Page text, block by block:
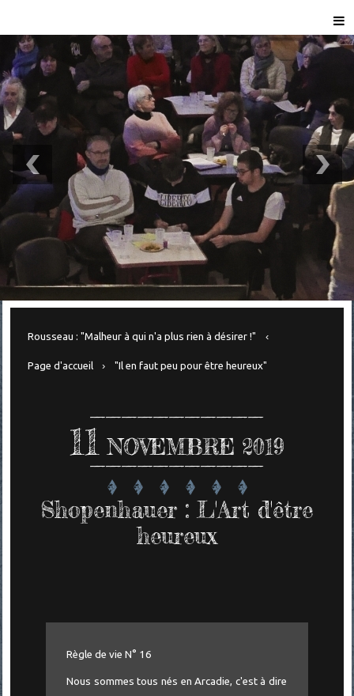
Rousseau : "Malheur à qui n'a plus rien à désirer !"
Page d'accueil "Il en faut peu pour être heureux"
11 NOVEMBRE 2019
Shopenhauer : L'Art d'être
heureux
Règle de vie N° 16
Nous sommes tous nés en Arcadie, c'est à dire